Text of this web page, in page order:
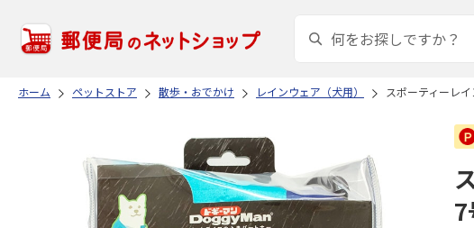
ホーム ペットストア 散歩・おでかけ レインウェア（犬用） スポーティーレ